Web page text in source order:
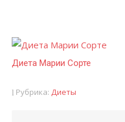
Диета Марии Сорте
Рубрика: Диеты